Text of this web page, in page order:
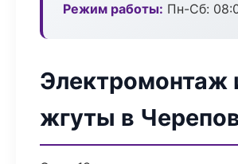
Режим работы: Пн-Сб:
Электромонтаж
жгуты в